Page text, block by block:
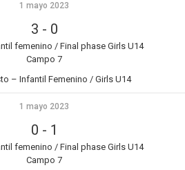
1 mayo 2023
3 - 0
femenino / Final phase Girls U14
Campo 7
– Infantil Femenino / Girls U14
1 mayo 2023
0 - 1
femenino / Final phase Girls U14
Campo 7